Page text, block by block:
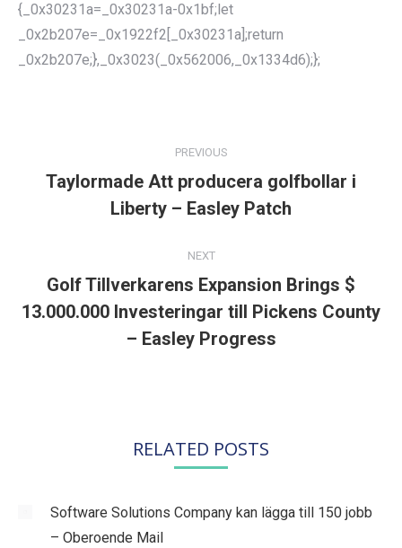
{_0x30231a=_0x30231a-0x1bf;let
_0x2b207e=_0x1922f2[_0x30231a];return
_0x2b207e;},_0x3023(_0x562006,_0x1334d6);};
PREVIOUS
Previous
post:
Taylormade Att producera golfbollar i
Liberty – Easley Patch
NEXT
Next
post:
Golf Tillverkarens Expansion Brings $
13.000.000 Investeringar till Pickens County
– Easley Progress
RELATED POSTS
Software Solutions Company kan lägga till 150 jobb
– Oberoende Mail